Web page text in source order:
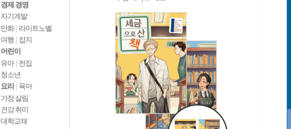
경제 경영
자기계발
만화 | 라이트노벨
여행
잡지
어린이
유아 | 전집
청소년
요리
육아
가정 살림
건강 취미
대학교재